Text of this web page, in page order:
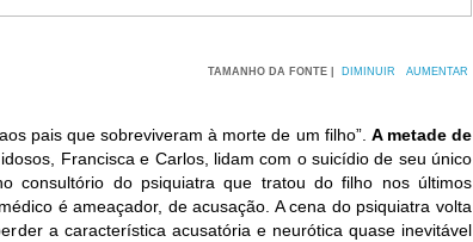
TAMANHO DA FONTE | DIMINUIR AUMENTAR
pais que sobreviveram à morte de um filho”. A metade de
Francisca e Carlos, lidam com o suicídio de seu único
consultório do psiquiatra que tratou do filho nos últimos
é ameaçador, de acusação. A cena do psiquiatra volta
a característica acusatória e neurótica quase inevitável